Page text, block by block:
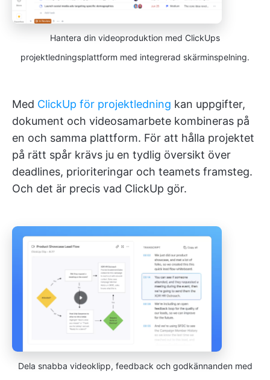
Hantera din videoproduktion med ClickUps
projektledningsplattform med integrerad skärminspelning.
Med ClickUp för projektledning kan uppgifter,
dokument och videosamarbete kombineras på
en och samma plattform. För att hålla projektet
på rätt spår krävs ju en tydlig översikt över
deadlines, prioriteringar och teamets framsteg.
Och det är precis vad ClickUp gör.
Dela snabba videoklipp, feedback och godkännanden med